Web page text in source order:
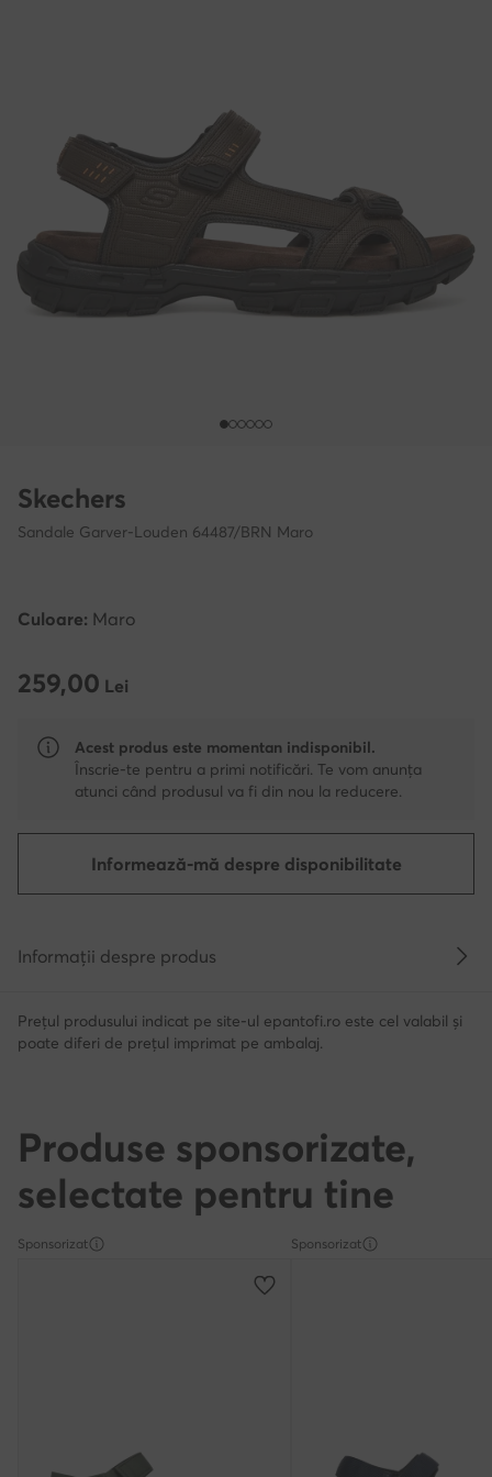
Skechers
Sandale Garver-Louden 64487/BRN Maro
Culoare: Maro
259,00 Lei
259,00 Lei
Acest produs este momentan indisponibil.
Înscrie-te pentru a primi notificări. Te vom anunța
atunci când produsul va fi din nou la reducere.
Informează-mă despre disponibilitate
Informații despre produs
Prețul produsului indicat pe site-ul epantofi.ro este cel valabil și
poate diferi de prețul imprimat pe ambalaj.
Produse sponsorizate,
selectate pentru tine
Sponsorizat Sponsorizat